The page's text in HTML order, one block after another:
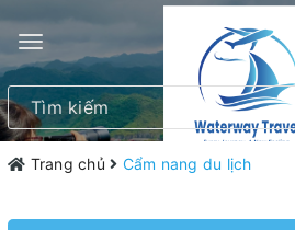
Trang chủ Cẩm nang du lịch